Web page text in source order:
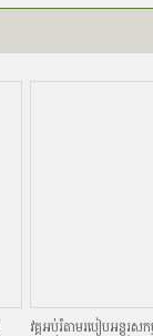
វគ្គអប់រំតាមរបៀបអន្តរ